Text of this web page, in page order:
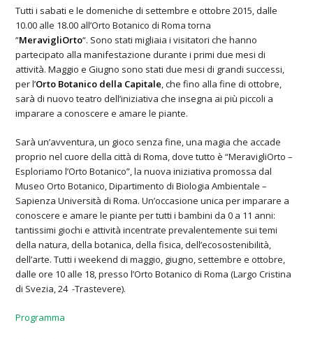
Tutti i sabati e le domeniche di settembre e ottobre 2015, dalle
10.00 alle 18.00 all’Orto Botanico di Roma torna
“MeravigliOrto“. Sono stati migliaia i visitatori che hanno
partecipato alla manifestazione durante i primi due mesi di
attività. Maggio e Giugno sono stati due mesi di grandi successi,
per l’Orto Botanico della Capitale, che fino alla fine di ottobre,
sarà di nuovo teatro dell’iniziativa che insegna ai più piccoli a
imparare a conoscere e amare le piante.
Sarà un’avventura, un gioco senza fine, una magia che accade
proprio nel cuore della città di Roma, dove tutto è “MeravigliOrto –
Esploriamo l’Orto Botanico”, la nuova iniziativa promossa dal
Museo Orto Botanico, Dipartimento di Biologia Ambientale –
Sapienza Università di Roma. Un’occasione unica per imparare a
conoscere e amare le piante per tutti i bambini da 0 a 11 anni:
tantissimi giochi e attività incentrate prevalentemente sui temi
della natura, della botanica, della fisica, dell’ecosostenibilità,
dell’arte. Tutti i weekend di maggio, giugno, settembre e ottobre,
dalle ore 10 alle 18, presso l’Orto Botanico di Roma (Largo Cristina
di Svezia, 24 -Trastevere).
Programma